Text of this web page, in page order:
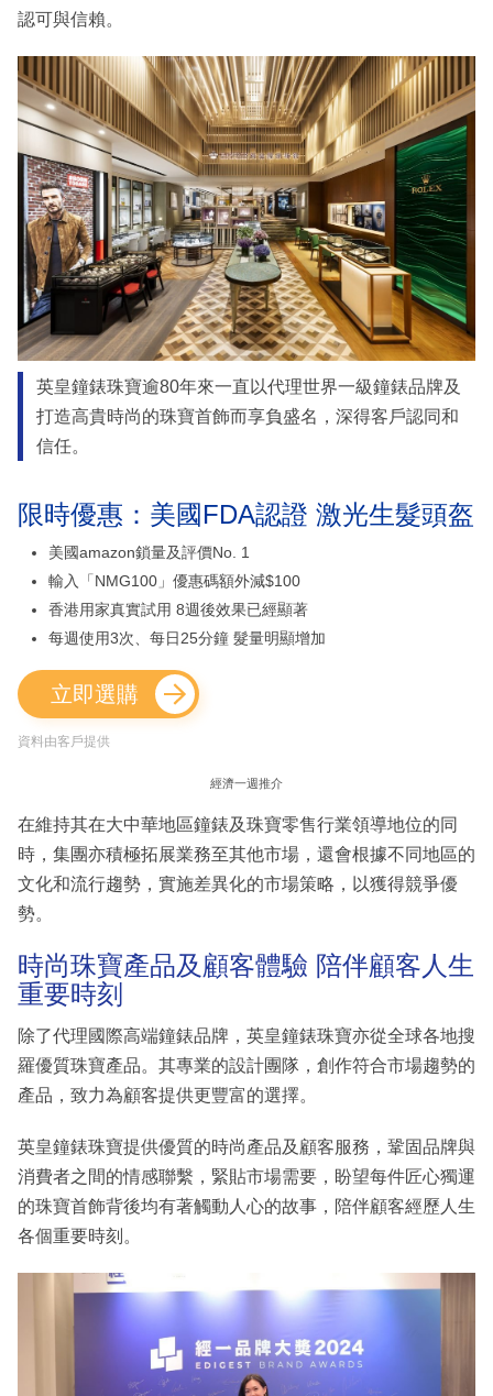
認可與信賴。
英皇鐘錶珠寶逾80年來一直以代理世界一級鐘錶品牌及
打造高貴時尚的珠寶首飾而享負盛名，深得客戶認同和
信任。
限時優惠：美國FDA認證 激光生髮頭盔
美國amazon鎖量及評價No. 1
輸入「NMG100」優惠碼額外減$100
香港用家真實試用 8週後效果已經顯著
每週使用3次、每日25分鐘 髮量明顯增加
立即選購
資料由客戶提供
經濟一週推介
在維持其在大中華地區鐘錶及珠寶零售行業領導地位的同
時，集團亦積極拓展業務至其他市場，還會根據不同地區的
文化和流行趨勢，實施差異化的市場策略，以獲得競爭優
勢。
時尚珠寶產品及顧客體驗 陪伴顧客人生
重要時刻
除了代理國際高端鐘錶品牌，英皇鐘錶珠寶亦從全球各地搜
羅優質珠寶產品。其專業的設計團隊，創作符合市場趨勢的
產品，致力為顧客提供更豐富的選擇。
英皇鐘錶珠寶提供優質的時尚產品及顧客服務，鞏固品牌與
消費者之間的情感聯繫，緊貼市場需要，盼望每件匠心獨運
的珠寶首飾背後均有著觸動人心的故事，陪伴顧客經歷人生
各個重要時刻。